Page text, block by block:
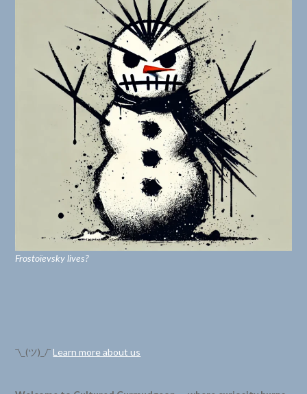
Frostoïevsky lives?
¯\_(ツ)_/¯Learn more about us